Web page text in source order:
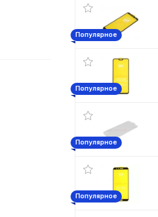
Популярное
Популярное
Популярное
Популярное